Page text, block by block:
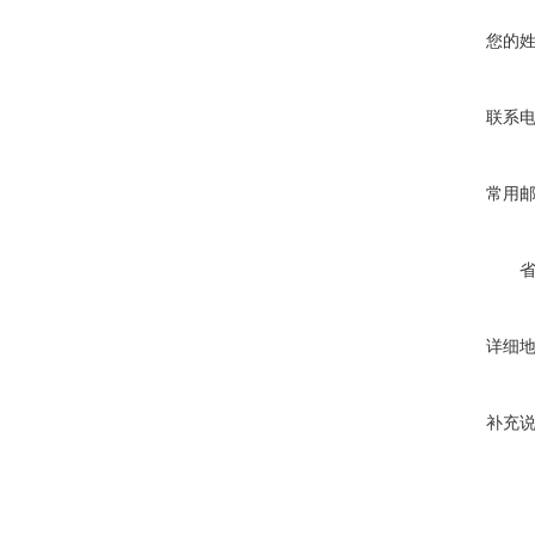
您的
联系
常用
详细
补充